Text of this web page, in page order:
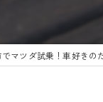
マツダ試乗！車好きの